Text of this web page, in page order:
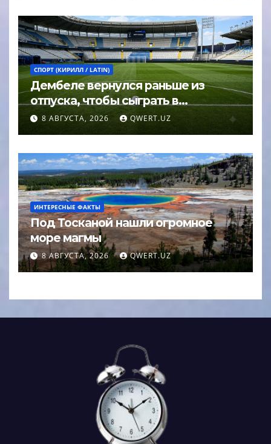
СПОРТ (КИРИЛЛ / LATIN)
Дембеле вернулся раньше из
отпуска, чтобы сыграть в
Суперкубке УЕФА
8 АВГУСТА, 2026 QWERT.UZ
ИНТЕРЕСНЫЕ ФАКТЫ
Под Тосканой нашли огромное
море магмы
8 АВГУСТА, 2026 QWERT.UZ